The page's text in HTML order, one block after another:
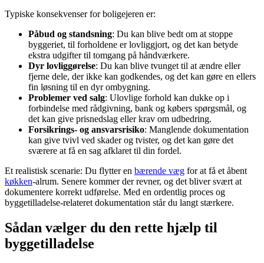
Typiske konsekvenser for boligejeren er:
Påbud og standsning: Du kan blive bedt om at stoppe
byggeriet, til forholdene er lovliggjort, og det kan betyde
ekstra udgifter til tomgang på håndværkere.
Dyr lovliggørelse: Du kan blive tvunget til at ændre eller
fjerne dele, der ikke kan godkendes, og det kan gøre en ellers
fin løsning til en dyr ombygning.
Problemer ved salg: Ulovlige forhold kan dukke op i
forbindelse med rådgivning, bank og købers spørgsmål, og
det kan give prisnedslag eller krav om udbedring.
Forsikrings- og ansvarsrisiko: Manglende dokumentation
kan give tvivl ved skader og tvister, og det kan gøre det
sværere at få en sag afklaret til din fordel.
Et realistisk scenarie: Du flytter en bærende væg for at få et åbent
køkken-alrum. Senere kommer der revner, og det bliver svært at
dokumentere korrekt udførelse. Med en ordentlig proces og
byggetilladelse-relateret dokumentation står du langt stærkere.
Sådan vælger du den rette hjælp til
byggetilladelse